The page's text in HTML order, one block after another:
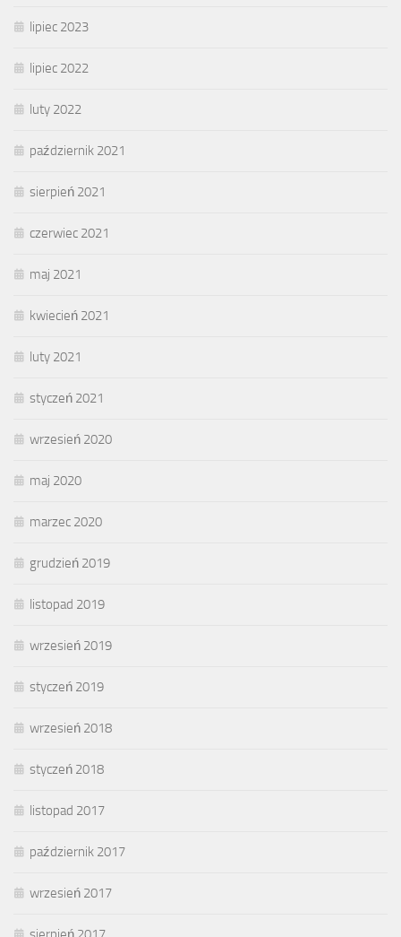
lipiec 2023
lipiec 2022
luty 2022
październik 2021
sierpień 2021
czerwiec 2021
maj 2021
kwiecień 2021
luty 2021
styczeń 2021
wrzesień 2020
maj 2020
marzec 2020
grudzień 2019
listopad 2019
wrzesień 2019
styczeń 2019
wrzesień 2018
styczeń 2018
listopad 2017
październik 2017
wrzesień 2017